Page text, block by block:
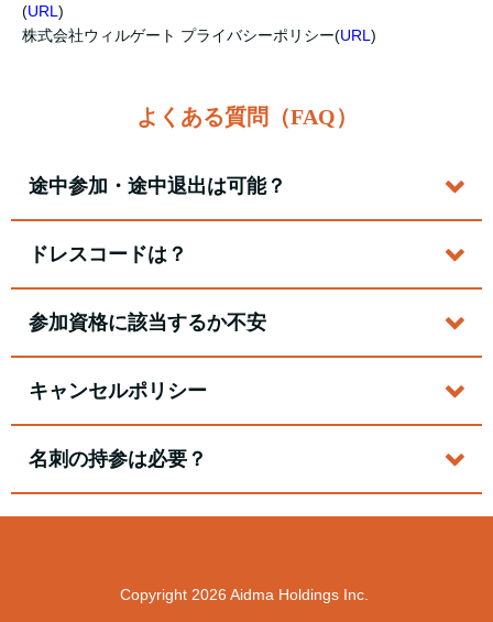
(URL )
株式会社ウィルゲート プライバシーポリシー(URL )
よくある質問（FAQ）
途中参加・途中退出は可能？
ドレスコードは？
参加資格に該当するか不安
キャンセルポリシー
名刺の持参は必要？
Copyright 2026 Aidma Holdings Inc.